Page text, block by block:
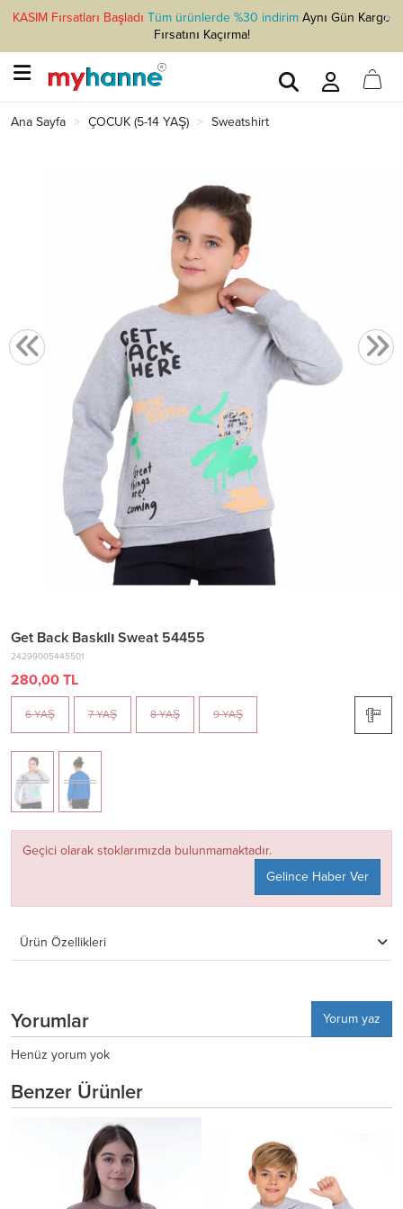
KASIM Fırsatları Başladı Tüm ürünlerde %30 indirimAynı Gün Kargo
Fırsatını Kaçırma!
Ana Sayfa ÇOCUK (5-14 YAŞ) Sweatshirt
Get Back Baskılı Sweat 54455
24299005445501
280,00 TL
6 YAŞ 7 YAŞ 8 YAŞ 9 YAŞ
Geçici olarak stoklarımızda bulunmamaktadır.
Gelince Haber Ver
Ürün Özellikleri
Yorumlar
Yorum yaz
Henüz yorum yok
Benzer Ürünler